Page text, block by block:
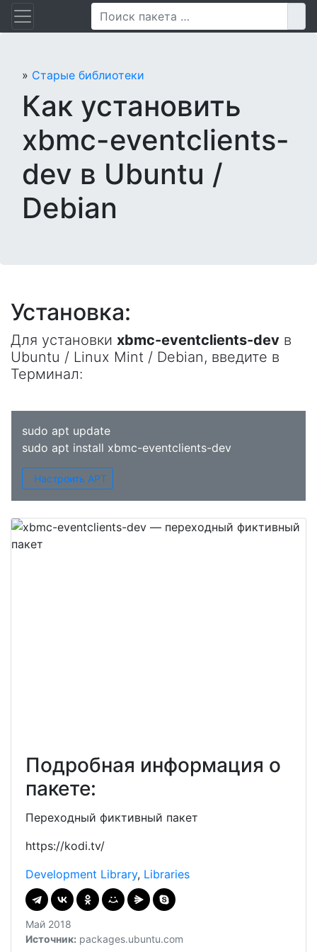
Перейти
» Старые библиотеки
Как установить
xbmc-eventclients-
dev в Ubuntu /
Debian
Установка:
Для установки xbmc-eventclients-dev в
Ubuntu / Linux Mint / Debian, введите в
Терминал:
sudo apt update
sudo apt install xbmc-eventclients-dev
Настроить APT
Подробная информация о
пакете:
Переходный фиктивный пакет
https://kodi.tv/
Development Library, Libraries
Май 2018
Источник: packages.ubuntu.com